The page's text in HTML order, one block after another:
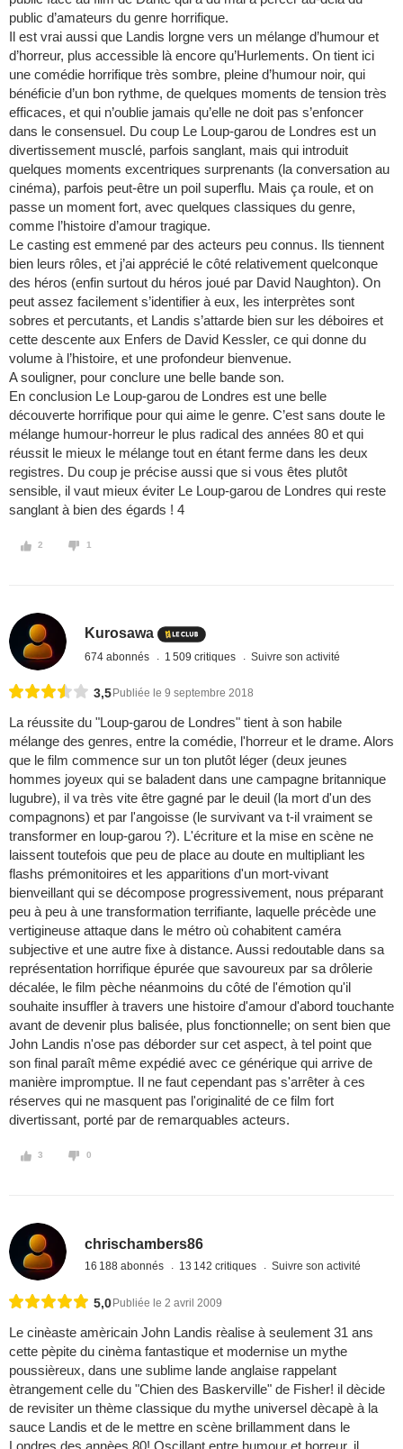
public d’amateurs du genre horrifique.
Il est vrai aussi que Landis lorgne vers un mélange d’humour et
d’horreur, plus accessible là encore qu’Hurlements. On tient ici
une comédie horrifique très sombre, pleine d’humour noir, qui
bénéficie d’un bon rythme, de quelques moments de tension très
efficaces, et qui n’oublie jamais qu’elle ne doit pas s’enfoncer
dans le consensuel. Du coup Le Loup-garou de Londres est un
divertissement musclé, parfois sanglant, mais qui introduit
quelques moments excentriques surprenants (la conversation au
cinéma), parfois peut-être un poil superflu. Mais ça roule, et on
passe un moment fort, avec quelques classiques du genre,
comme l’histoire d’amour tragique.
Le casting est emmené par des acteurs peu connus. Ils tiennent
bien leurs rôles, et j’ai apprécié le côté relativement quelconque
des héros (enfin surtout du héros joué par David Naughton). On
peut assez facilement s’identifier à eux, les interprètes sont
sobres et percutants, et Landis s’attarde bien sur les déboires et
cette descente aux Enfers de David Kessler, ce qui donne du
volume à l’histoire, et une profondeur bienvenue.
A souligner, pour conclure une belle bande son.
En conclusion Le Loup-garou de Londres est une belle
découverte horrifique pour qui aime le genre. C’est sans doute le
mélange humour-horreur le plus radical des années 80 et qui
réussit le mieux le mélange tout en étant ferme dans les deux
registres. Du coup je précise aussi que si vous êtes plutôt
sensible, il vaut mieux éviter Le Loup-garou de Londres qui reste
sanglant à bien des égards ! 4
2 1
Kurosawa
674 abonnés 1 509 critiques Suivre son activité
3,5 Publiée le 9 septembre 2018
La réussite du "Loup-garou de Londres" tient à son habile
mélange des genres, entre la comédie, l'horreur et le drame. Alors
que le film commence sur un ton plutôt léger (deux jeunes
hommes joyeux qui se baladent dans une campagne britannique
lugubre), il va très vite être gagné par le deuil (la mort d'un des
compagnons) et par l'angoisse (le survivant va t-il vraiment se
transformer en loup-garou ?). L'écriture et la mise en scène ne
laissent toutefois que peu de place au doute en multipliant les
flashs prémonitoires et les apparitions d'un mort-vivant
bienveillant qui se décompose progressivement, nous préparant
peu à peu à une transformation terrifiante, laquelle précède une
vertigineuse attaque dans le métro où cohabitent caméra
subjective et une autre fixe à distance. Aussi redoutable dans sa
représentation horrifique épurée que savoureux par sa drôlerie
décalée, le film pèche néanmoins du côté de l'émotion qu'il
souhaite insuffler à travers une histoire d'amour d'abord touchante
avant de devenir plus balisée, plus fonctionnelle; on sent bien que
John Landis n'ose pas déborder sur cet aspect, à tel point que
son final paraît même expédié avec ce générique qui arrive de
manière impromptue. Il ne faut cependant pas s'arrêter à ces
réserves qui ne masquent pas l'originalité de ce film fort
divertissant, porté par de remarquables acteurs.
3 0
chrischambers86
16 188 abonnés 13 142 critiques Suivre son activité
5,0 Publiée le 2 avril 2009
Le cinèaste amèricain John Landis rèalise à seulement 31 ans
cette pèpite du cinèma fantastique et modernise un mythe
poussièreux, dans une sublime lande anglaise rappelant
ètrangement celle du "Chien des Baskerville" de Fisher! il dècide
de revisiter un thème classique du mythe universel dècapè à la
sauce Landis et de le mettre en scène brillamment dans le